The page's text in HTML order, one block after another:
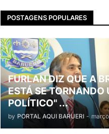
POSTAGENS POPULARES
FURLAN DIZ QUE A
ESTÁ SE TORNANDO
POLÍTICO" ...
by PORTAL AQUI BARUERI -